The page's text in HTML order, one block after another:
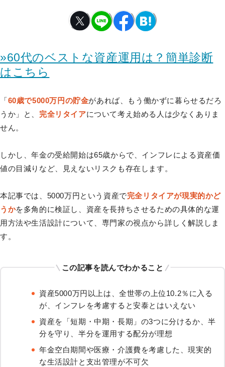
»60代のベストな資産運用は？簡単診断
はこちら
「60歳で5000万円の貯金があれば、もう働かずに暮らせるだろ
うか」と、 完全リタイアについて考え始める人は少なくありま
せん。
しかし、年金の受給開始は65歳からで、インフレによる資産価
値の目減りなど、見えないリスクも存在します。
本記事では、5000万円という資産で完全リタイアが現実的かど
うかを多角的に検証し、資産を長持ちさせるための具体的な運
用方法や生活設計について、専門家の視点から詳しく解説しま
す。
この記事を読んでわかること
資産5000万円以上は、全世帯の上位10.2％に入る
が、インフレを考慮すると安泰とはいえない
資産を「短期・中期・長期」の3つに分けるか、半
分を守り、半分を運用する配分が理想
年金空白期間や医療・介護費を考慮した、現実的
な生活設計と支出管理が不可欠